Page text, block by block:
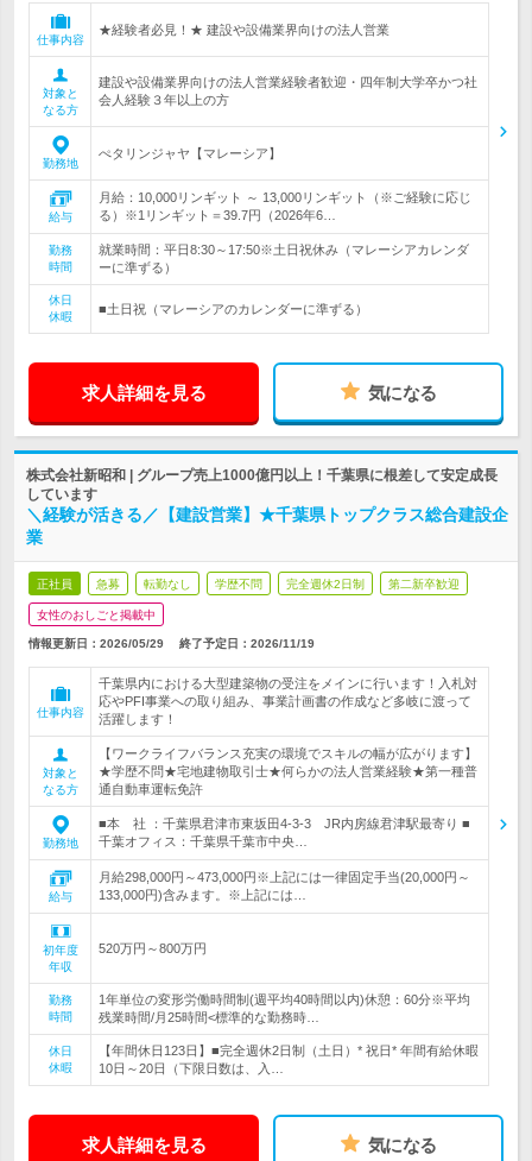
仕事内容
★経験者必見！★ 建設や設備業界向けの法人営業
対象と
なる方
建設や設備業界向けの法人営業経験者歓迎・四年制大学卒かつ社
会人経験３年以上の方
勤務地
ぺタリンジャヤ【マレーシア】
給与
月給：10,000リンギット ～ 13,000リンギット（※ご経験に応じ
る）※1リンギット＝39.7円（2026年6…
勤務
時間
就業時間：平日8:30～17:50※土日祝休み（マレーシアカレンダ
ーに準ずる）
休日
休暇
■土日祝（マレーシアのカレンダーに準ずる）
求人詳細を見る 気になる
株式会社新昭和 | グループ売上1000億円以上！千葉県に根差して安定成長
しています
＼経験が活きる／【建設営業】★千葉県トップクラス総合建設企
業
正社員 急募 転勤なし 学歴不問 完全週休2日制 第二新卒歓迎
女性のおしごと掲載中
情報更新日：2026/05/29 終了予定日： 2026/11/19
仕事内容
千葉県内における大型建築物の受注をメインに行います！入札対
応やPFI事業への取り組み、事業計画書の作成など多岐に渡って
活躍します！
対象と
なる方
【ワークライフバランス充実の環境でスキルの幅が広がります】
★学歴不問★宅地建物取引士★何らかの法人営業経験★第一種普
通自動車運転免許
勤務地
■本 社 ：千葉県君津市東坂田4-3-3 JR内房線君津駅最寄り ■
千葉オフィス：千葉県千葉市中央…
給与
月給298,000円～473,000円※上記には一律固定手当(20,000円～
133,000円)含みます。※上記には…
初年度
年収
520万円～800万円
勤務
時間
1年単位の変形労働時間制(週平均40時間以内)休憩：60分※平均
残業時間/月25時間<標準的な勤務時…
休日
休暇
【年間休日123日】■完全週休2日制（土日）* 祝日* 年間有給休暇
10日～20日（下限日数は、入…
求人詳細を見る 気になる